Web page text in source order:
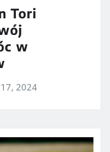
Tori
w
2024